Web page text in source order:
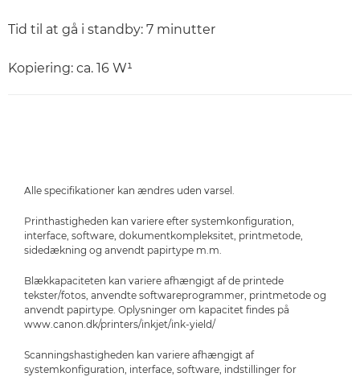
Tid til at gå i standby: 7 minutter
Kopiering: ca. 16 W¹
Alle specifikationer kan ændres uden varsel.
Printhastigheden kan variere efter systemkonfiguration,
interface, software, dokumentkompleksitet, printmetode,
sidedækning og anvendt papirtype m.m.
Blækkapaciteten kan variere afhængigt af de printede
tekster/fotos, anvendte softwareprogrammer, printmetode og
anvendt papirtype. Oplysninger om kapacitet findes på
www.canon.dk/printers/inkjet/ink-yield/
Scanningshastigheden kan variere afhængigt af
systemkonfiguration, interface, software, indstillinger for